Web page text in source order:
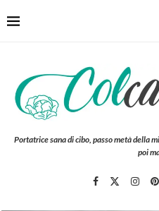
Portatrice sana di cibo, passo metà della
poi